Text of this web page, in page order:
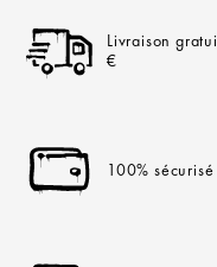
Livraison
€
100% sécurisé